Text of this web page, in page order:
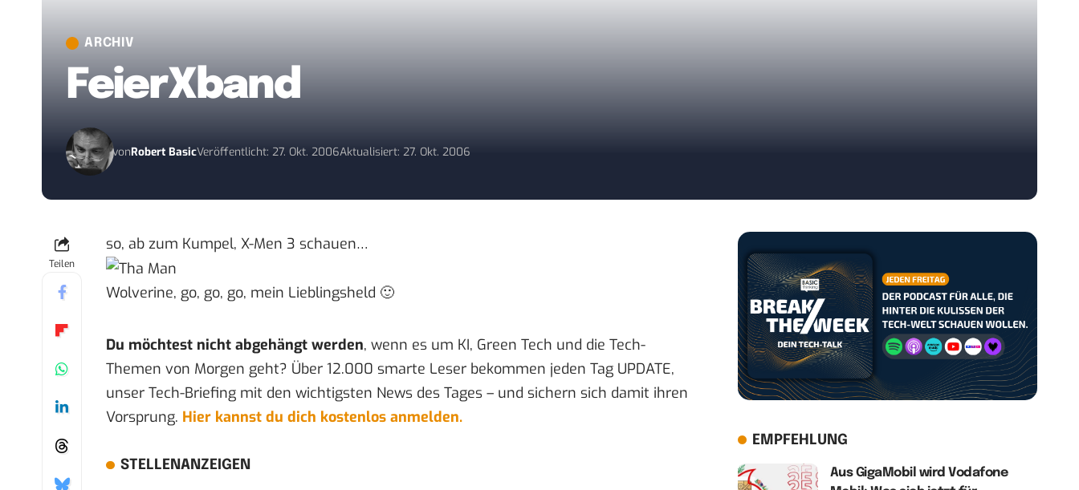
ARCHIV
FeierXband
vonRobert BasicVeröffentlicht: 27. Okt. 2006Aktualisiert: 27. Okt. 2006
Teilen
so, ab zum Kumpel, X-Men 3 schauen…
Wolverine, go, go, go, mein Lieblingsheld 🙂
Du möchtest nicht abgehängt werden, wenn es um KI, Green Tech und die Tech-
Themen von Morgen geht? Über 12.000 smarte Leser bekommen jeden Tag UPDATE,
unser Tech-Briefing mit den wichtigsten News des Tages – und sichern sich damit ihren
Vorsprung. Hier kannst du dich kostenlos anmelden.
STELLENANZEIGEN
EMPFEHLUNG
Aus GigaMobil wird Vodafone